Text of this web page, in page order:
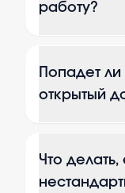
работу?
Попадет
открытый
Что